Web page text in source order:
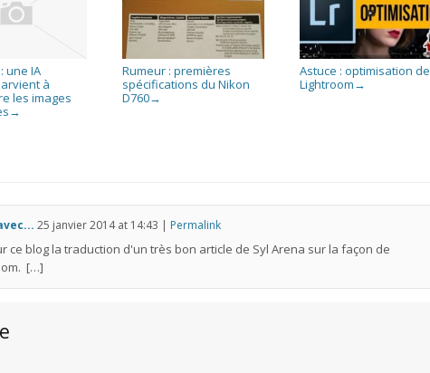
une IA
à
les images
→
Rumeur : premières
spécifications du Nikon
D760→
Astuce : optimisation de
Lightroom →
25 janvier 2014at 14:43 | Permalink
blog la traduction d'un très bon article de Syl Arena sur la façon de
[…]